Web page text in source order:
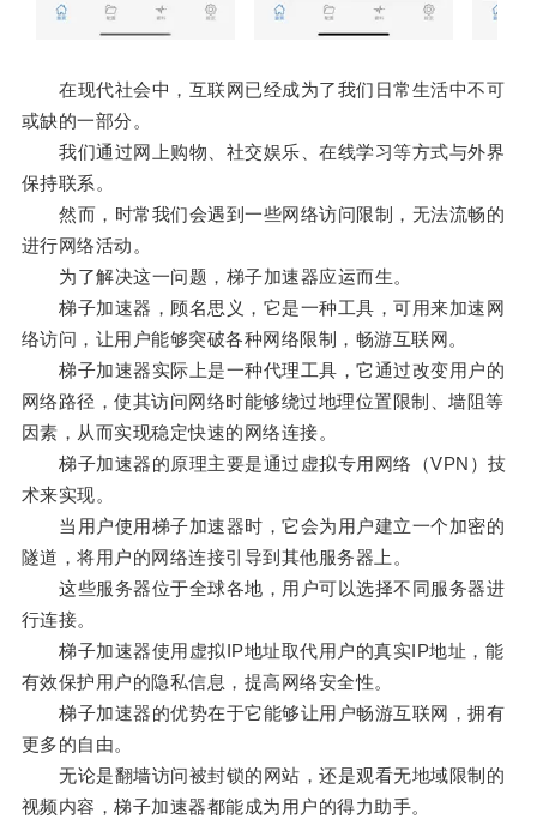
在现代社会中，互联网已经成为了我们日常生活中不可
或缺的一部分。
我们通过网上购物、社交娱乐、在线学习等方式与外界
保持联系。
然而，时常我们会遇到一些网络访问限制，无法流畅的
进行网络活动。
为了解决这一问题，梯子加速器应运而生。
梯子加速器，顾名思义，它是一种工具，可用来加速网
络访问，让用户能够突破各种网络限制，畅游互联网。
梯子加速器实际上是一种代理工具，它通过改变用户的
网络路径，使其访问网络时能够绕过地理位置限制、墙阻等
因素，从而实现稳定快速的网络连接。
梯子加速器的原理主要是通过虚拟专用网络（VPN）技
术来实现。
当用户使用梯子加速器时，它会为用户建立一个加密的
隧道，将用户的网络连接引导到其他服务器上。
这些服务器位于全球各地，用户可以选择不同服务器进
行连接。
梯子加速器使用虚拟IP地址取代用户的真实IP地址，能
有效保护用户的隐私信息，提高网络安全性。
梯子加速器的优势在于它能够让用户畅游互联网，拥有
更多的自由。
无论是翻墙访问被封锁的网站，还是观看无地域限制的
视频内容，梯子加速器都能成为用户的得力助手。